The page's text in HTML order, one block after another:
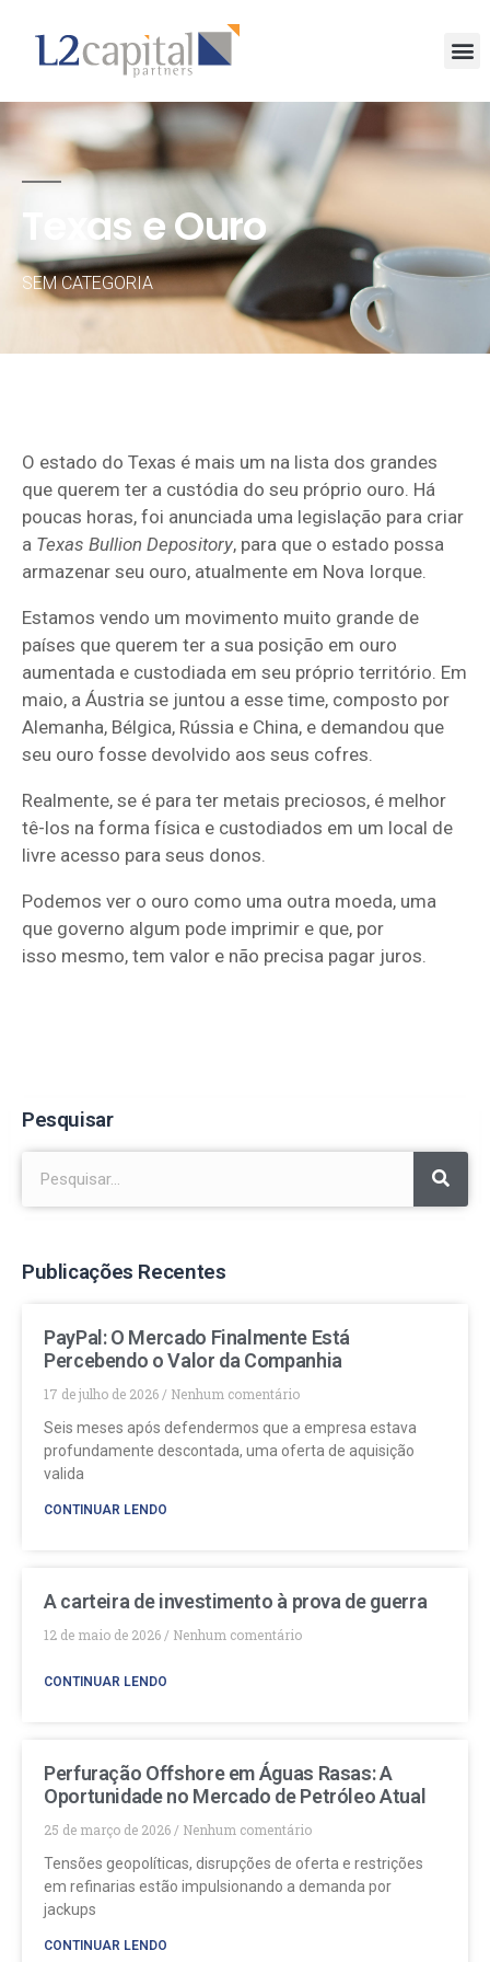
Texas e Ouro
SEM CATEGORIA
O estado do Texas é mais um na lista dos grandes
que querem ter a custódia do seu próprio ouro. Há
poucas horas, foi anunciada uma legislação para criar
a Texas Bullion Depository, para que o estado possa
armazenar seu ouro, atualmente em Nova Iorque.
Estamos vendo um movimento muito grande de
países que querem ter a sua posição em ouro
aumentada e custodiada em seu próprio território. Em
maio, a Áustria se juntou a esse time, composto por
Alemanha, Bélgica, Rússia e China, e demandou que
seu ouro fosse devolvido aos seus cofres.
Realmente, se é para ter metais preciosos, é melhor
tê-los na forma física e custodiados em um local de
livre acesso para seus donos.
Podemos ver o ouro como uma outra moeda, uma
que governo algum pode imprimir e que, por
isso mesmo, tem valor e não precisa pagar juros.
Pesquisar
Publicações Recentes
PayPal: O Mercado Finalmente Está
Percebendo o Valor da Companhia
17 de julho de 2026
Nenhum comentário
Seis meses após defendermos que a empresa estava
profundamente descontada, uma oferta de aquisição
valida
CONTINUAR LENDO
A carteira de investimento à prova de guerra
12 de maio de 2026 Nenhum comentário
CONTINUAR LENDO
Perfuração Offshore em Águas Rasas: A
Oportunidade no Mercado de Petróleo Atual
25 de março de 2026
Nenhum comentário
Tensões geopolíticas, disrupções de oferta e restrições
em refinarias estão impulsionando a demanda por
jackups
CONTINUAR LENDO